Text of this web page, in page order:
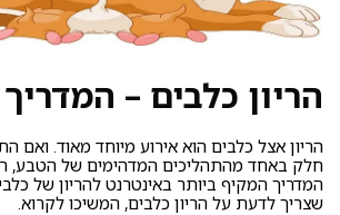
הריון כלבים –
הריון אצל כלבים הוא אירוע מיוחד מאוד. ואם
חלק באחד מהתהליכים המדהימים של הטבע,
המדריך המקיף ביותר באינטרנט להריון של
שצריך לדעת על הריון כלבים, המשיכו לקרוא.